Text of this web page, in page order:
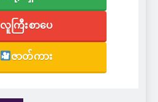
လူကြီးစာပေ
ဇာတ်ကား